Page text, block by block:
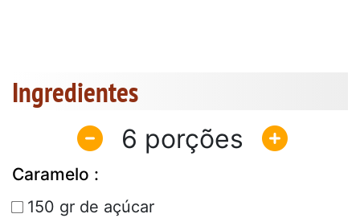
Ingredientes
6
Caramelo :
150 gr de açúcar